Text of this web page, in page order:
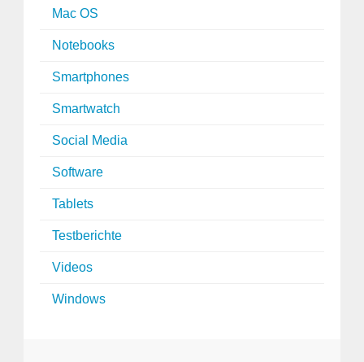
Mac OS
Notebooks
Smartphones
Smartwatch
Social Media
Software
Tablets
Testberichte
Videos
Windows